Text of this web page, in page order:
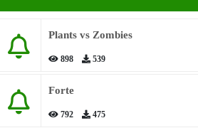
Plants vs Zombies
898 539
Forte
792 475